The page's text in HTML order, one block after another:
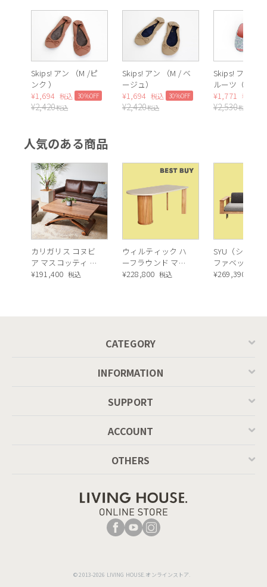
Skips! アン （M /ピ
ンク ）
¥1,694 税込 30%OFF
¥2,420税込
Skips! アン （M / ベ
ージュ）
¥1,694 税込 30%OFF
¥2,420税込
Skips! フラワ
ルーツ（M /
ク）
¥1,771 税込
¥2,530税込
人気のある商品
カリガリス コヌビ
ア マスコッティ 伸
長・昇降式テーブ
¥191,400 税込
ウィルティック ハ
ーフラウンド マテ
ィエラ塗装 ダイニ
¥228,800 税込
SYU（シュウ
ファベッド（
ュラル）
¥269,390
CATEGORY
INFORMATION
SUPPORT
ACCOUNT
OTHERS
© 2013-2026 LIVING HOUSE.オンラインストア.